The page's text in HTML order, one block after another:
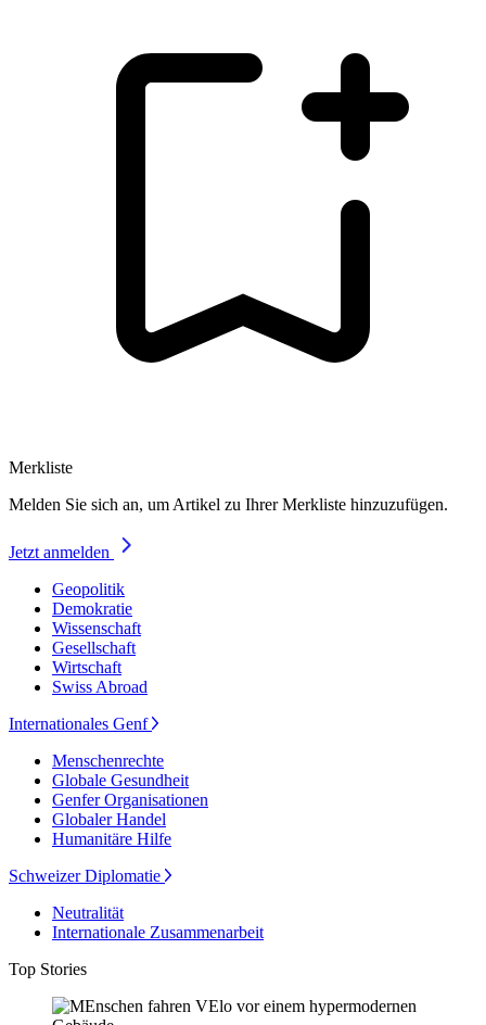
Merkliste
Melden Sie sich an, um Artikel zu Ihrer Merkliste hinzuzufügen.
Jetzt anmelden
Geopolitik
Demokratie
Wissenschaft
Gesellschaft
Wirtschaft
Swiss Abroad
Internationales Genf
Menschenrechte
Globale Gesundheit
Genfer Organisationen
Globaler Handel
Humanitäre Hilfe
Schweizer Diplomatie
Neutralität
Internationale Zusammenarbeit
Top Stories